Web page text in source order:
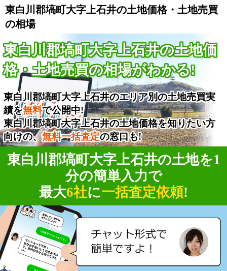
東白川郡塙町大字上石井の土地価格・土地売買
の相場
東白川郡塙町大字上石井の土地価
格・土地売買の相場がわかる!
東白川郡塙町大字上石井のエリア別の土地売買実
績を無料で公開中!
東白川郡塙町大字上石井の土地価格を知りたい方
向けの、無料一括査定の窓口も!
東白川郡塙町大字上石井の土地を1
分の簡単入力で
最大6社に一括査定依頼!